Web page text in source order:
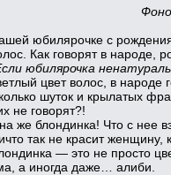
юбилярочке с
Как говорят в народе,
юбилярочка
цвет волос, в народе
шуток и крылатых
не говорят?!
же блондинка! Что с нее
так не красит женщину,
— это не просто
а иногда даже… алиби.